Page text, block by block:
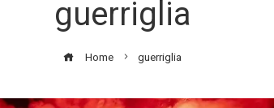
guerriglia
Home guerriglia